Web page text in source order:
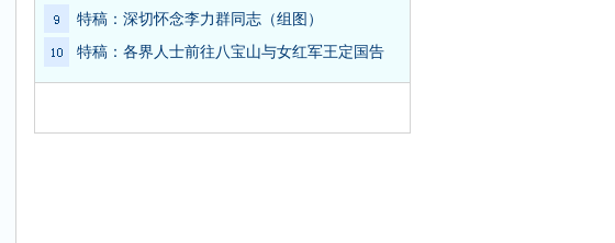
特稿：深切怀念李力群同志（组图）
特稿：各界人士前往八宝山与女红军王定国告